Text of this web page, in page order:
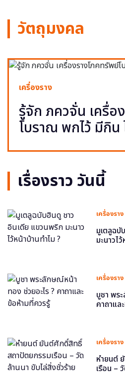
วัตถุมงคล
เครื่องราง
รู้จัก ภควจั่น เครื่อ
โบราณ พกไว้ มีกิน
เรื่องราว วันนี้
เครื่องราง
มูเตลูฉบั
มะนาวไ
เครื่องราง
บูชา พร
คาถาแล
เครื่องราง
หำยนต์
เรือน –